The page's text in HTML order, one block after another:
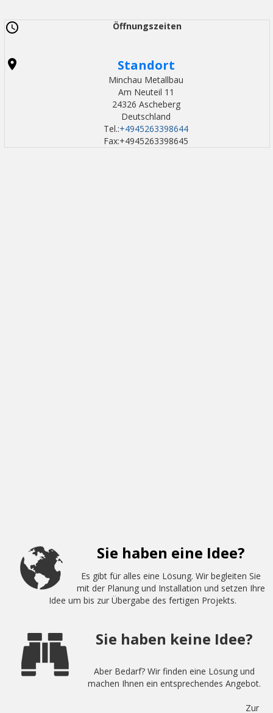
Öffnungszeiten
Standort
Minchau Metallbau
Am Neuteil 11
24326 Ascheberg
Deutschland
Tel.:+4945263398644
Fax:+4945263398645
Sie haben eine Idee?
Es gibt für alles eine Lösung. Wir begleiten Sie
mit der Planung und Installation und setzen Ihre
Idee um bis zur Übergabe des fertigen Projekts.
Sie haben keine Idee?
Aber Bedarf? Wir finden eine Lösung und
machen Ihnen ein entsprechendes Angebot.
Zur